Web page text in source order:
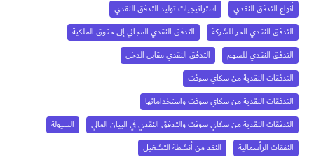
أنواع التدفق النقدي
استراتيجيات توليد التدفق النقدي
التدفق النقدي الحر للشركة
التدفق النقدي المجاني إلى حقوق الملكية
التدفق النقدي للسهم
التدفق النقدي مقابل الدخل
التدفقات النقدية من سكاي سوفت
التدفقات النقدية من سكاي سوفت واستخداماتها
التدفقات النقدية من سكاي سوفت والتدفق النقدي في البيان المالي
السيولة
النفقات الرأسمالية
النقد من أنشطة التشغيل